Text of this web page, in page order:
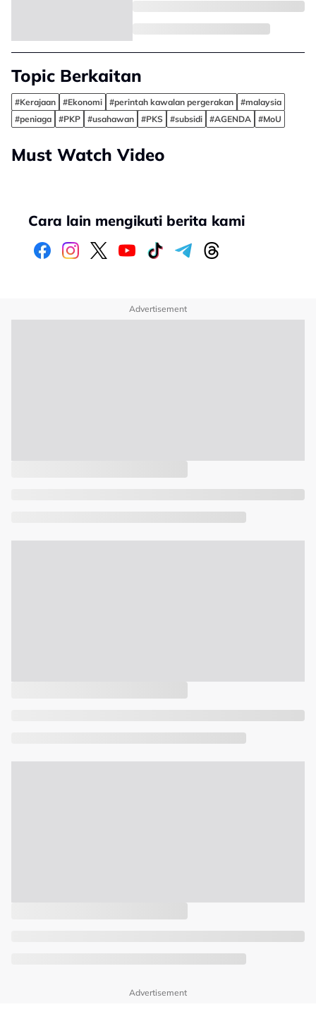
Topic Berkaitan
#Kerajaan #Ekonomi #perintah kawalan pergerakan
#malaysia
#peniaga
#PKP #usahawan #PKS #subsidi #AGENDA #MoU
Must Watch Video
Cara lain mengikuti berita kami
Advertisement
Advertisement